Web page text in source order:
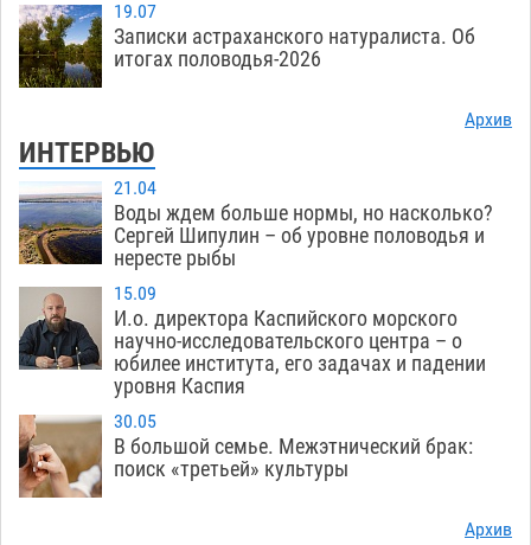
19.07
Записки астраханского натуралиста. Об
итогах половодья-2026
Архив
ИНТЕРВЬЮ
21.04
Воды ждем больше нормы, но насколько?
Сергей Шипулин – об уровне половодья и
нересте рыбы
15.09
И.о. директора Каспийского морского
научно-исследовательского центра – о
юбилее института, его задачах и падении
уровня Каспия
30.05
В большой семье. Межэтнический брак:
поиск «третьей» культуры
Архив